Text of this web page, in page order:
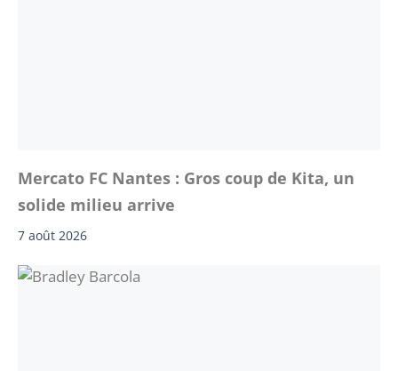
Mercato FC Nantes : Gros coup de Kita, un
solide milieu arrive
7 août 2026